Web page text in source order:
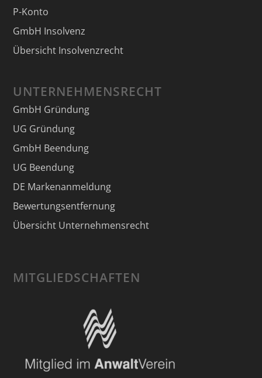
P-Konto
GmbH Insolvenz
Übersicht Insolvenzrecht
UNTERNEHMENSRECHT
GmbH Gründung
UG Gründung
GmbH Beendung
UG Beendung
DE Markenanmeldung
Bewertungsentfernung
Übersicht Unternehmensrecht
MITGLIEDSCHAFTEN